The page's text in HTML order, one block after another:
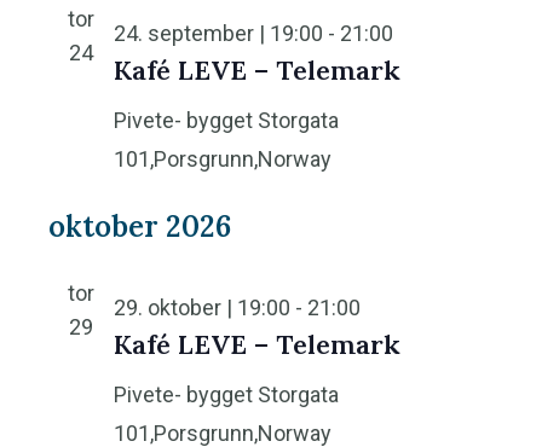
tor
24
Kafé LEVE – Telemark
24. september | 19:00 - 21:00
Pivete- bygget Storgata
101,Porsgrunn,Norway
oktober 2026
tor
29
Kafé LEVE – Telemark
29. oktober | 19:00 - 21:00
Pivete- bygget Storgata
101,Porsgrunn,Norway